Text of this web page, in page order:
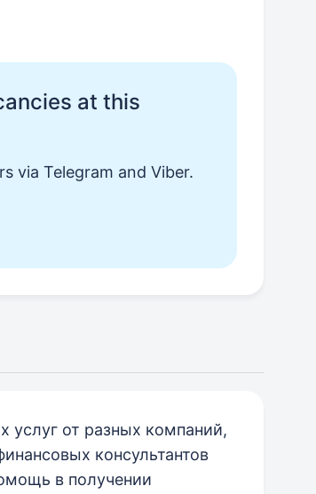
at this
via Telegram and Viber.
услуг от разных компаний,
консультантов
в получении